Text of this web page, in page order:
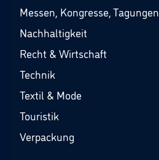
Messen, Kongresse, Tagungen
Nachhaltigkeit
Recht & Wirtschaft
Technik
Textil & Mode
Touristik
Verpackung